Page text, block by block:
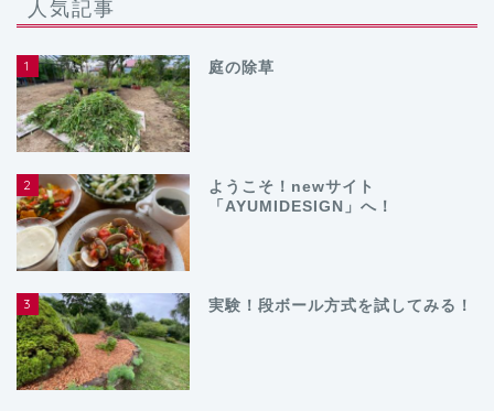
人気記事
1 庭の除草
2
ようこそ！newサイト
「AYUMIDESIGN」へ！
3 実験！段ボール方式を試してみる！